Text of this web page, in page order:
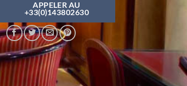
APPELER AU
+33(0)143802630